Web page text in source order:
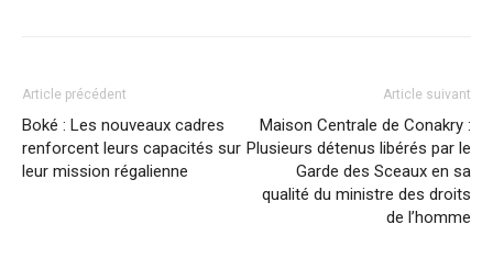
Article précédent
Boké : Les nouveaux cadres
renforcent leurs capacités sur
leur mission régalienne
Article suivant
Maison Centrale de Conakry :
Plusieurs détenus libérés par le
Garde des Sceaux en sa
qualité du ministre des droits
de l’homme